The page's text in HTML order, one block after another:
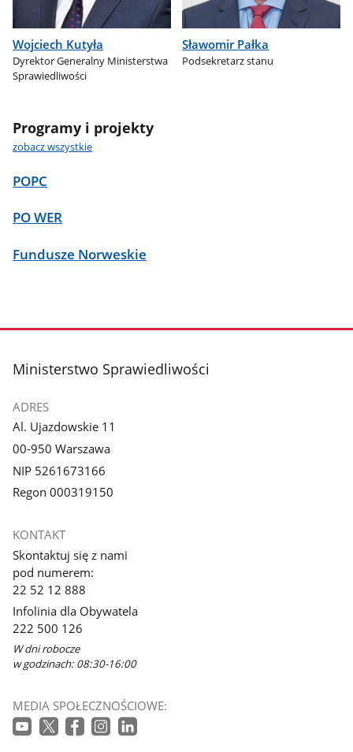
Wojciech Kutyła
Dyrektor Generalny Ministerstwa
Sprawiedliwości
Sławomir Pałka
Podsekretarz stanu
Programy i projekty
zobacz wszystkie
POPC
PO WER
Fundusze Norweskie
stopka
Ministerstwo Sprawiedliwości
ADRES
Al. Ujazdowskie 11
00-950 Warszawa
NIP 5261673166
Regon 000319150
KONTAKT
Skontaktuj się z nami
pod numerem:
22 52 12 888
Infolinia dla Obywatela
222 500 126
W dni robocze
w godzinach: 08:30-16:00
MEDIA SPOŁECZNOŚCIOWE: